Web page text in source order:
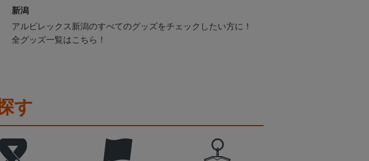
新潟
アルビレックス新潟のすべてのグッズをチェックしたい方に！
全グッズ一覧はこちら！
す